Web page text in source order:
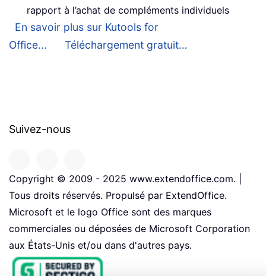
rapport à l’achat de compléments individuels
En savoir plus sur Kutools for
Office...
Téléchargement gratuit…
Suivez-nous
Copyright © 2009 - 2025 www.extendoffice.com. |
Tous droits réservés. Propulsé par ExtendOffice.
Microsoft et le logo Office sont des marques
commerciales ou déposées de Microsoft Corporation
aux États-Unis et/ou dans d'autres pays.